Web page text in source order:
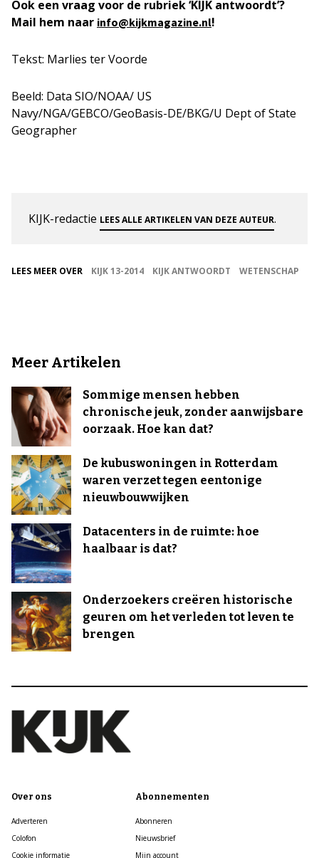
Ook een vraag voor de rubriek ‘KIJK antwoordt’?
Mail hem naar info@kijkmagazine.nl!
Tekst: Marlies ter Voorde
Beeld: Data SIO/NOAA/ US
Navy/NGA/GEBCO/GeoBasis-DE/BKG/U Dept of State
Geographer
KIJK-redactie LEES ALLE ARTIKELEN VAN DEZE AUTEUR.
LEES MEER OVER KIJK 13-2014 KIJK ANTWOORDT WETENSCHAP
Meer Artikelen
Sommige mensen hebben
chronische jeuk, zonder aanwijsbare
oorzaak. Hoe kan dat?
De kubuswoningen in Rotterdam
waren verzet tegen eentonige
nieuwbouwwijken
Datacenters in de ruimte: hoe
haalbaar is dat?
Onderzoekers creëren historische
geuren om het verleden tot leven te
brengen
Over ons
Adverteren
Colofon
Cookie informatie
Abonnementen
Abonneren
Nieuwsbrief
Mijn account